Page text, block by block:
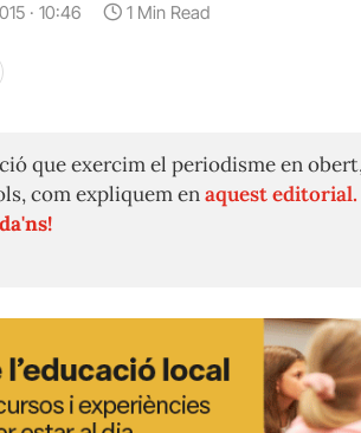
· 10:46 1 Min Read
que exercim el periodisme en
com expliquem enaquest editorial.